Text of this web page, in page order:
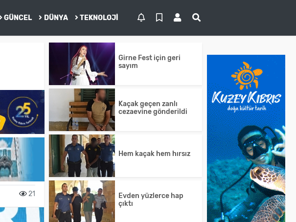
GÜNCEL DÜNYA TEKNOLOJI
21
Girne Fest için geri
sayım
Kaçak geçen zanlı
cezaevine gönderildi
Hem kaçak hem hırsız
Evden yüzlerce hap
çıktı